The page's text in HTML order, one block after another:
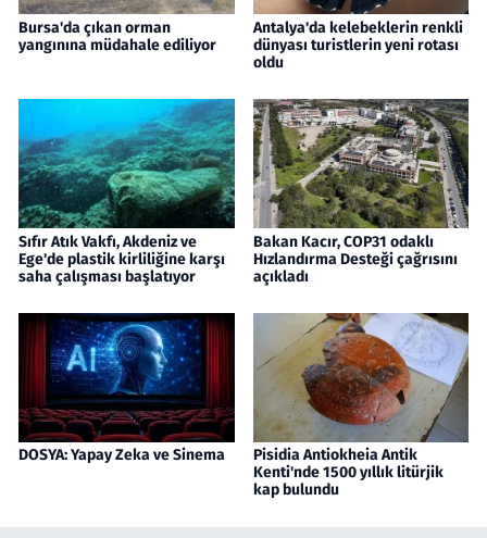
Bursa'da çıkan orman
yangınına müdahale ediliyor
Antalya'da kelebeklerin renkli
dünyası turistlerin yeni rotası
oldu
Sıfır Atık Vakfı, Akdeniz ve
Ege'de plastik kirliliğine karşı
saha çalışması başlatıyor
Bakan Kacır, COP31 odaklı
Hızlandırma Desteği çağrısını
açıkladı
DOSYA: Yapay Zeka ve Sinema
Pisidia Antiokheia Antik
Kenti'nde 1500 yıllık litürjik
kap bulundu